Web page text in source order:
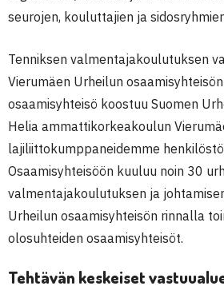
seurojen, kouluttajien ja
Tenniksen valmentajakoulutuksen
Vierumäen Urheilun
osaamisyhteisö koostuu Suomen
Helia ammattikorkeakoulun
lajiliittokumppaneidemme
Osaamisyhteisöön kuuluu noin 30
valmentajakoulutuksen ja
Urheilun osaamisyhteisön rinnalla
olosuhteiden osaamisyhteisöt.
Tehtävän keskeiset